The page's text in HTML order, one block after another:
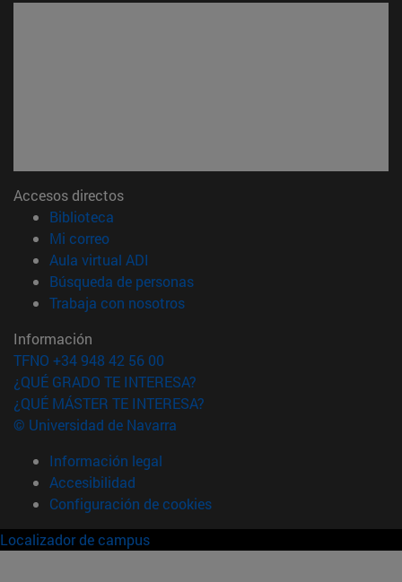
Accesos directos
Biblioteca
Mi correo(abre en nueva ventana)
Aula virtual ADI
Búsqueda de personas(abre en nueva ventana)
Trabaja con nosotros(abre en nueva ventana)
Información
TFNO +34 948 42 56 00
¿QUÉ GRADO TE INTERESA?
¿QUÉ MÁSTER TE INTERESA?
© Universidad de Navarra
Información legal
Accesibilidad
Configuración de cookies
Localizador de campus